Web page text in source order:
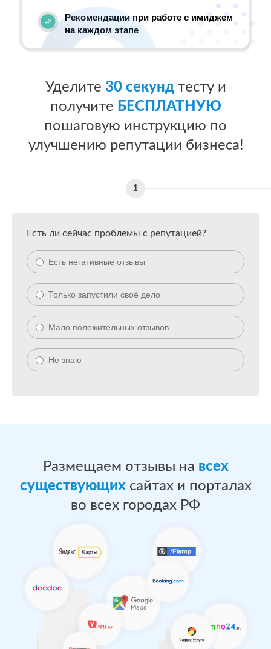
Рекомендации при работе с имиджем
на каждом этапе
Уделите 30 секундтесту и
получите БЕСПЛАТНУЮ
пошаговую инструкцию по
улучшению репутации бизнеса!
Есть ли сейчас проблемы с репутацией?
Есть негативные отзывы
Только запустили своё дело
Мало положительных отзывов
Не знаю
Размещаем отзывы на всех
существующихсайтах и порталах
во всех городах РФ